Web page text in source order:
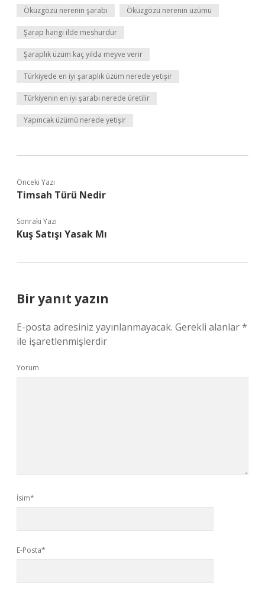
Öküzgözü nerenin şarabı Öküzgözü nerenin üzümü
Şarap hangi ilde meshurdur
Şaraplık üzüm kaç yılda meyve verir
Türkiyede en iyi şaraplık üzüm nerede yetişir
Türkiyenin en iyi şarabı nerede üretilir
Yapıncak üzümü nerede yetişir
Önceki Yazı
Timsah Türü Nedir
Sonraki Yazı
Kuş Satışı Yasak Mı
Bir yanıt yazın
E-posta adresiniz yayınlanmayacak. Gerekli alanlar*
ile işaretlenmişlerdir
Yorum
İsim*
E-Posta*